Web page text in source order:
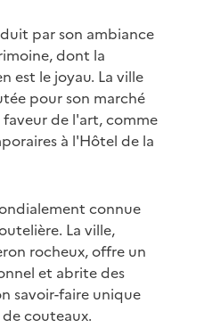
par son ambiance
dont la
est le joyau. La ville
pour son marché
de l'art, comme
à l'Hôtel de la
connue
La ville,
rocheux, offre un
et abrite des
savoir-faire unique
couteaux.